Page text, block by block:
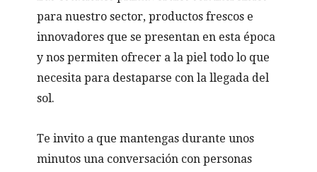
para nuestro sector, productos frescos e
innovadores que se presentan en esta época
y nos permiten ofrecer a la piel todo lo que
necesita para destaparse con la llegada del
sol.
Te invito a que mantengas durante unos
minutos una conversación con personas